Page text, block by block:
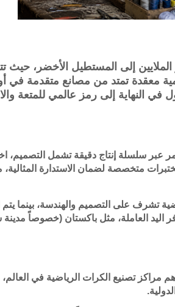
إلى المستطيل الأخضر، حيث
معقدة تمتد من مصانع متقدمة في
النهاية إلى رمز عالمي للمتعة
عبر سلسلة إنتاج دقيقة تشمل التصميم،
متخصصة لضمان الاستدارة المثالية،
على التصميم والهندسة، بينما يتم
اليد العاملة، مثل باكستان (خصوصاً
مراكز تصنيع الكرات الرياضية في